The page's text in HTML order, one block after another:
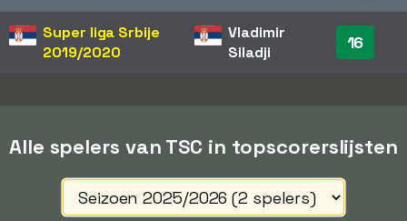
Super liga Srbije
2019/2020
Vladimir
Siladji
16
Alle spelers van TSC in topscorerslijsten